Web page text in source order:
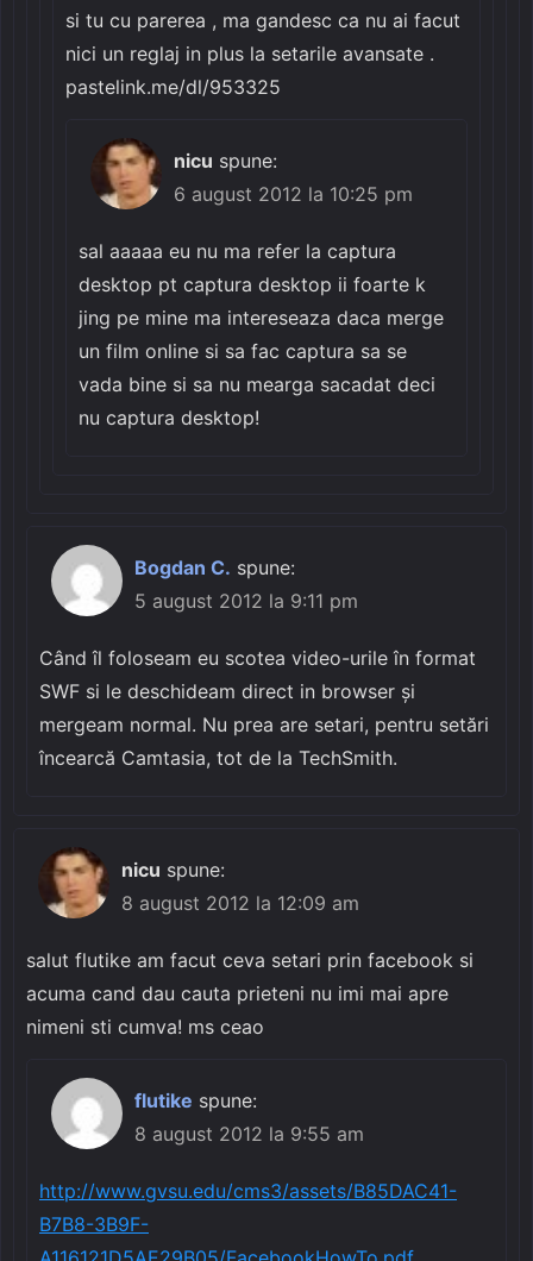
si tu cu parerea , ma gandesc ca nu ai facut
nici un reglaj in plus la setarile avansate .
pastelink.me/dl/953325
nicu spune:
6 august 2012 la 10:25 pm
sal aaaaa eu nu ma refer la captura
desktop pt captura desktop ii foarte k
jing pe mine ma intereseaza daca merge
un film online si sa fac captura sa se
vada bine si sa nu mearga sacadat deci
nu captura desktop!
Bogdan C. spune:
5 august 2012 la 9:11 pm
Când îl foloseam eu scotea video-urile în format
SWF si le deschideam direct in browser și
mergeam normal. Nu prea are setari, pentru setări
încearcă Camtasia, tot de la TechSmith.
nicu spune:
8 august 2012 la 12:09 am
salut flutike am facut ceva setari prin facebook si
acuma cand dau cauta prieteni nu imi mai apre
nimeni sti cumva! ms ceao
flutike spune:
8 august 2012 la 9:55 am
http://www.gvsu.edu/cms3/assets/B85DAC41-
B7B8-3B9F-